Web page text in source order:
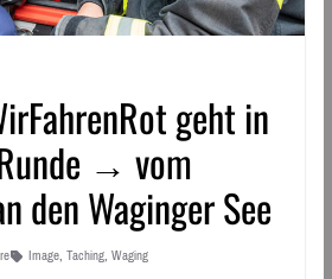
geht in
→ vom
den Waginger See
Image, Taching, Waging